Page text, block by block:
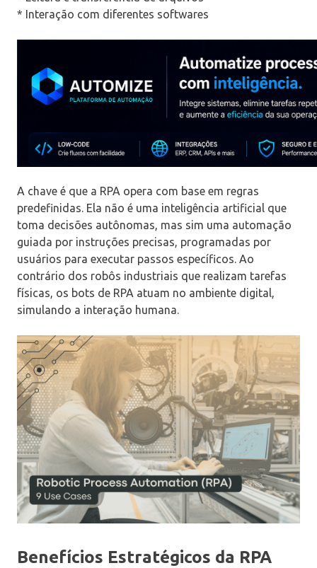
* Interação com diferentes softwares
A chave é que a RPA opera com base em regras
predefinidas. Ela não é uma inteligência artificial que
toma decisões autônomas, mas sim uma automação
guiada por instruções precisas, programadas por
usuários para executar passos específicos. Ao
contrário dos robôs industriais que realizam tarefas
físicas, os bots de RPA atuam no ambiente digital,
simulando a interação humana.
Benefícios Estratégicos da RPA